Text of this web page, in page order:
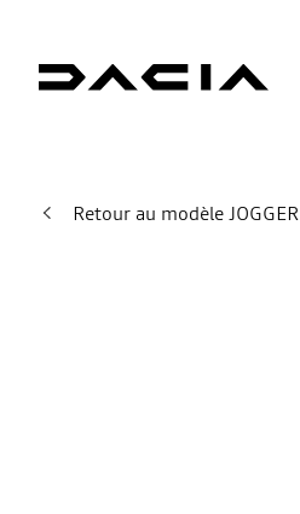
Retour au modèle JOGGER